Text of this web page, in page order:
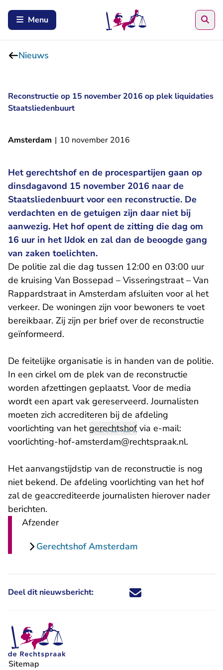
Menu
Nieuws
Reconstructie op 15 november 2016 op plek liquidaties
Staatsliedenbuurt
Amsterdam | 10 november 2016
Het gerechtshof en de procespartijen gaan op
dinsdagavond 15 november 2016 naar de
Staatsliedenbuurt voor een reconstructie. De
verdachten en de getuigen zijn daar niet bij
aanwezig. Het hof opent de zitting die dag om
16 uur in het IJdok en zal dan de beoogde gang
van zaken toelichten.
De politie zal die dag tussen 12:00 en 03:00 uur
de kruising Van Bossepad – Visseringstraat – Van
Rappardstraat in Amsterdam afsluiten voor al het
verkeer. De woningen zijn voor bewoners te voet
bereikbaar. Zij zijn per brief over de reconstructie
geïnformeerd.
De feitelijke organisatie is in handen van de politie.
In een cirkel om de plek van de reconstructie
worden afzettingen geplaatst. Voor de media
wordt een apart vak gereserveerd. Journalisten
moeten zich accrediteren bij de afdeling
voorlichting van hetgerechtshofvia e-mail:
voorlichting-hof-amsterdam@rechtspraak.nl- U
.
Het aanvangstijdstip van de reconstructie is nog
niet bekend. De afdeling voorlichting van het hof
zal de geaccrediteerde journalisten hierover nader
berichten.
Afzender
Gerechtshof Amsterdam
Deel dit nieuwsbericht: Deel dit nieuwsbericht via X -
Deel dit nieuwsbericht via
Deel dit nieuwsbericht
Deel dit
Sitemap